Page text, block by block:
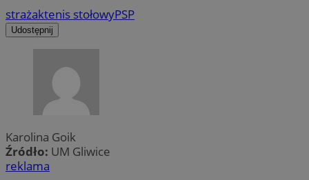
strażaktenis stołowyPSP
Udostępnij
Karolina Goik
Źródło: UM Gliwice
reklama